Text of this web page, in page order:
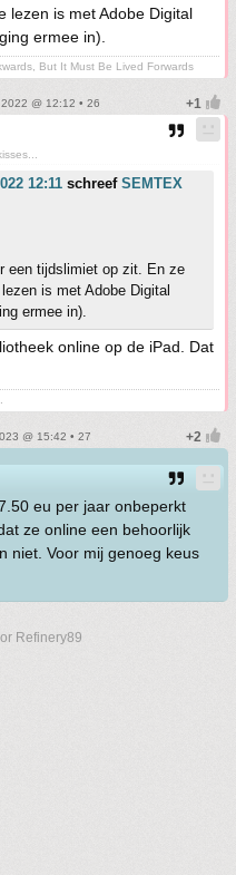
lezen is met Adobe Digital
ermee in).
But It Must Be Lived Forwards
@ 12:12 • 26
12:11 schreef SEMTEX
een tijdslimiet op zit. En ze
is met Adobe Digital
ermee in).
online op de iPad. Dat
@ 15:42 • 27
eu per jaar onbeperkt
ze online een behoorlijk
niet. Voor mij genoeg keus
Refinery89